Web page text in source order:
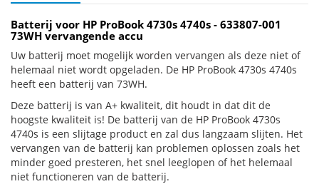
Batterij voor HP ProBook 4730s 4740s - 633807-001
73WH vervangende accu
Uw batterij moet mogelijk worden vervangen als deze niet of
helemaal niet wordt opgeladen. De HP ProBook 4730s 4740s
heeft een batterij van 73WH.
Deze batterij is van A+ kwaliteit, dit houdt in dat dit de
hoogste kwaliteit is! De batterij van de HP ProBook 4730s
4740s is een slijtage product en zal dus langzaam slijten. Het
vervangen van de batterij kan problemen oplossen zoals het
minder goed presteren, het snel leeglopen of het helemaal
niet functioneren van de batterij.